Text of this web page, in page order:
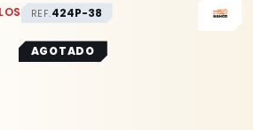
REF.424P-38
AGOTADO